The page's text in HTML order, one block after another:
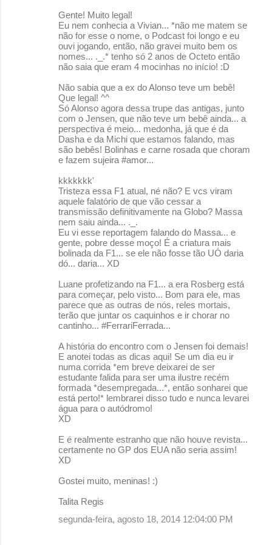
Gente! Muito legal!
Eu nem conhecia a Vivian... *não me matem se
não for esse o nome, o Podcast foi longo e eu
ouvi jogando, então, não gravei muito bem os
nomes... ._.* tenho só 2 anos de Octeto então
não saia que eram 4 mocinhas no início! :D
Não sabia que a ex do Alonso teve um bebê!
Que legal! ^^
Só Alonso agora dessa trupe das antigas, junto
com o Jensen, que não teve um bebê ainda... a
perspectiva é meio... medonha, já que é da
Dasha e da Michi que estamos falando, mas
são bebês! Bolinhas e carne rosada que choram
e fazem sujeira #amor...
kkkkkkk'
Tristeza essa F1 atual, né não? E vcs viram
aquele falatório de que vão cessar a
transmissão definitivamente na Globo? Massa
nem saiu ainda... ._.
Eu vi esse reportagem falando do Massa... e
gente, pobre desse moço! É a criatura mais
bolinada da F1... se ele não fosse tão UÓ daria
dó... daria... XD
Luane profetizando na F1... a era Rosberg está
para começar, pelo visto... Bom para ele, mas
parece que as outras de nós, reles mortais,
terão que juntar os caquinhos e ir chorar no
cantinho... #FerrariFerrada...
A história do encontro com o Jensen foi demais!
E anotei todas as dicas aqui! Se um dia eu ir
numa corrida *em breve deixarei de ser
estudante falida para ser uma ilustre recém
formada *desempregada...*, então sonharei que
está perto!* lembrarei disso tudo e nunca levarei
água para o autódromo!
XD
E é realmente estranho que não houve revista...
certamente no GP dos EUA não seria assim!
XD
Gostei muito, meninas! :)
Talita Regis
segunda-feira, agosto 18, 2014 12:04:00 PM